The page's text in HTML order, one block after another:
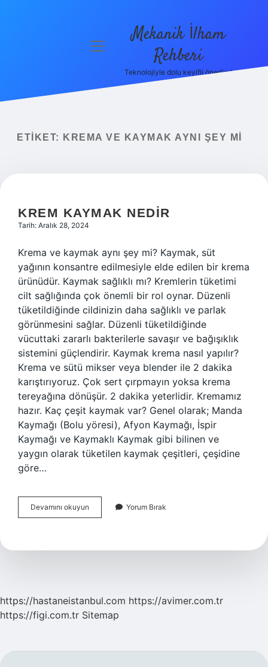
menüyü
Mekanik İlham
Rehberi
Teknolojiyle dolu keyifli öneriler!
ETIKET: KREMA VE KAYMAK AYNI ŞEY MI
KREM KAYMAK NEDIR
Tarih: Aralık 28, 2024
Krema ve kaymak aynı şey mi? Kaymak, süt
yağının konsantre edilmesiyle elde edilen bir krema
ürünüdür. Kaymak sağlıklı mı? Kremlerin tüketimi
cilt sağlığında çok önemli bir rol oynar. Düzenli
tüketildiğinde cildinizin daha sağlıklı ve parlak
görünmesini sağlar. Düzenli tüketildiğinde
vücuttaki zararlı bakterilerle savaşır ve bağışıklık
sistemini güçlendirir. Kaymak krema nasıl yapılır?
Krema ve sütü mikser veya blender ile 2 dakika
karıştırıyoruz. Çok sert çırpmayın yoksa krema
tereyağına dönüşür. 2 dakika yeterlidir. Kremamız
hazır. Kaç çeşit kaymak var? Genel olarak; Manda
Kaymağı (Bolu yöresi), Afyon Kaymağı, İspir
Kaymağı ve Kaymaklı Kaymak gibi bilinen ve
yaygın olarak tüketilen kaymak çeşitleri, çeşidine
göre…
Devamını okuyun
Kaymak
Yorum Bırak
https://hastaneistanbul.com https://avimer.com.tr
https://figi.com.tr Sitemap